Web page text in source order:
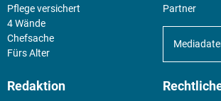
Pflege versichert
4 Wände
Chefsache
Fürs Alter
Partner
Redaktion